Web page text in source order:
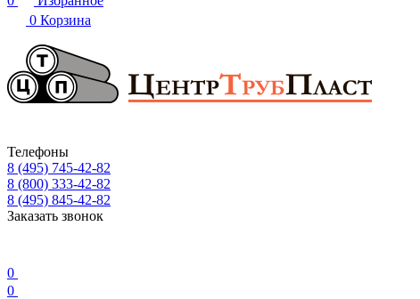
0 Корзина
Телефоны
8 (495) 745-42-82
8 (800) 333-42-82
8 (495) 845-42-82
Заказать звонок
0
0